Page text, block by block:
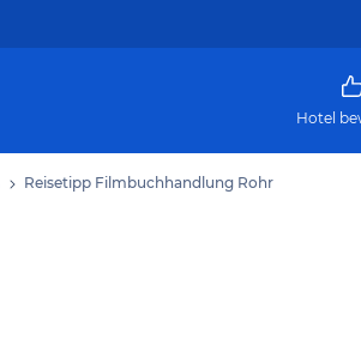
Hotel
Reisetipp Filmbuchhandlung Rohr